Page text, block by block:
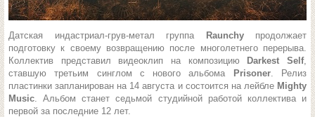
Датская индастриал-грув-метал группа Raunchy
продолжает
подготовку к своему возвращению после многолетнего перерыва.
Коллектив представил видеоклип на композицию
Darkest Self,
ставшую третьим синглом с нового альбома
Prisoner. Релиз
пластинки запланирован на 14 августа и состоится на лейбле Mighty
Music. Альбом станет седьмой студийной работой коллектива и
первой за последние 12 лет.